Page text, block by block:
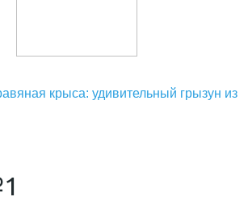
крыса: удивительный грызун из